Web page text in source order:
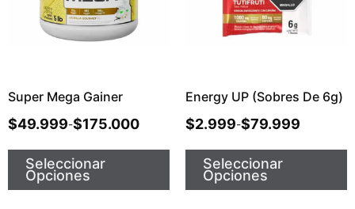
Super Mega Gainer
$49.999-$175.000
Seleccionar
Opciones
Energy UP (Sobres De 6g)
$2.999-$79.999
Seleccionar
Opciones